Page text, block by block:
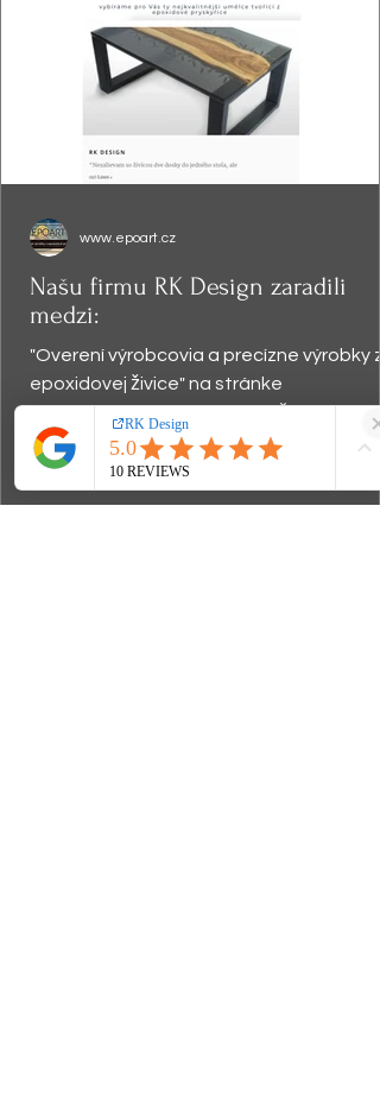
Našu firmu RK Design zaradili
medzi:
"Overení výrobcovia a precízne výrobky z
epoxidovej živice" na stránke
www.epoart.cz , ktorá uverejňuje "tých
najkvalitnejších umelcov...
www.epoart.cz